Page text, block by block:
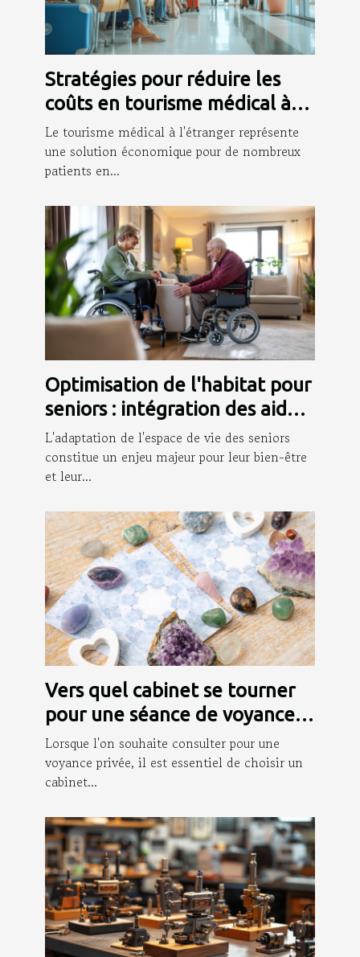
Stratégies pour réduire les
coûts en tourisme médical à
l'étranger
Le tourisme médical à l'étranger représente
une solution économique pour de nombreux
patients en...
Optimisation de l'habitat pour
seniors : intégration des aides
à la mobilité
L'adaptation de l'espace de vie des seniors
constitue un enjeu majeur pour leur bien-être
et leur...
Vers quel cabinet se tourner
pour une séance de voyance
privée ?
Lorsque l'on souhaite consulter pour une
voyance privée, il est essentiel de choisir un
cabinet...